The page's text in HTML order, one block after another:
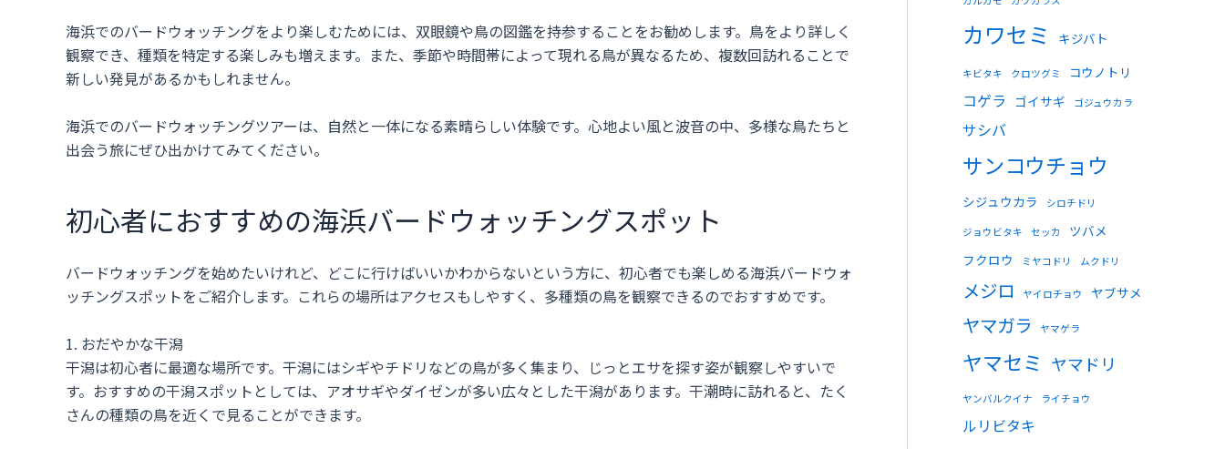
海浜でのバードウォッチングをより楽しむためには、双眼鏡や鳥の図鑑を持参することをお勧めします。鳥をより詳しく
観察でき、種類を特定する楽しみも増えます。また、季節や時間帯によって現れる鳥が異なるため、複数回訪れることで
新しい発見があるかもしれません。
海浜でのバードウォッチングツアーは、自然と一体になる素晴らしい体験です。心地よい風と波音の中、多様な鳥たちと
出会う旅にぜひ出かけてみてください。
初心者におすすめの海浜バードウォッチングスポット
バードウォッチングを始めたいけれど、どこに行けばいいかわからないという方に、初心者でも楽しめる海浜バードウォ
ッチングスポットをご紹介します。これらの場所はアクセスもしやすく、多種類の鳥を観察できるのでおすすめです。
1. おだやかな干潟
干潟は初心者に最適な場所です。干潟にはシギやチドリなどの鳥が多く集まり、じっとエサを探す姿が観察しやすいで
す。おすすめの干潟スポットとしては、アオサギやダイゼンが多い広々とした干潟があります。干潮時に訪れると、たく
さんの種類の鳥を近くで見ることができます。
カワセミ キジバト
キビタキ クロツグミ コウノトリ
コゲラ ゴイサギ ゴジュウカラ
サシバ
サンコウチョウ
シジュウカラ シロチドリ
ジョウビタキ セッカ
ツバメ
フクロウ
ミヤコドリ ムクドリ
メジロ ヤイロチョウ ヤブサメ
ヤマガラ ヤマゲラ
ヤマセミ ヤマドリ
ヤンバルクイナ ライチョウ
ルリビタキ